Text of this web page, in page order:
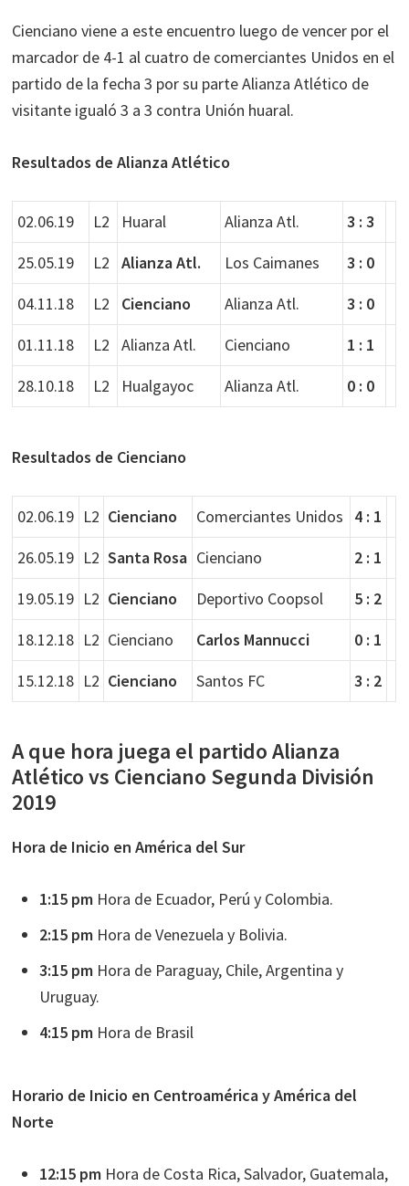
Cienciano viene a este encuentro luego de vencer por el
marcador de 4-1 al cuatro de comerciantes Unidos en el
partido de la fecha 3 por su parte Alianza Atlético de
visitante igualó 3 a 3 contra Unión huaral.
Resultados de Alianza Atlético
02.06.19 L2 Huaral Alianza Atl.
3 : 3
25.05.19
L2 Alianza Atl. Los Caimanes
3 : 0
04.11.18
L2 Cienciano Alianza Atl.
3 : 0
01.11.18
L2 Alianza Atl. Cienciano
1 : 1
28.10.18
L2 Hualgayoc Alianza Atl. 0 : 0
Resultados de Cienciano
02.06.19 L2 Cienciano Comerciantes Unidos
4 : 1
26.05.19 L2 Santa Rosa Cienciano
2 : 1
19.05.19 L2 Cienciano Deportivo Coopsol
5 : 2
18.12.18 L2 Cienciano Carlos Mannucci
0 : 1
15.12.18 L2 Cienciano Santos FC 3 : 2
A que hora juega el partido Alianza
Atlético vs Cienciano Segunda División
2019
Hora de Inicio en América del Sur
1:15 pm Hora de Ecuador, Perú y Colombia.
2:15 pm Hora de Venezuela y Bolivia.
3:15 pm Hora de Paraguay, Chile, Argentina y
Uruguay.
4:15 pm Hora de Brasil
Horario de Inicio en Centroamérica y América del
Norte
12:15 pm Hora de Costa Rica, Salvador, Guatemala,